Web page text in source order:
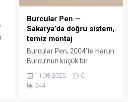
Burcular Pen —
Sakarya’da doğru sistem,
temiz montaj
Burcular Pen, 2004’te Harun
Burcu’nun küçük bir
atölyede attığı adımla
başladı; bugün Serdivan’daki
147 m² showroomu ve 750
11.08.2025
0
544